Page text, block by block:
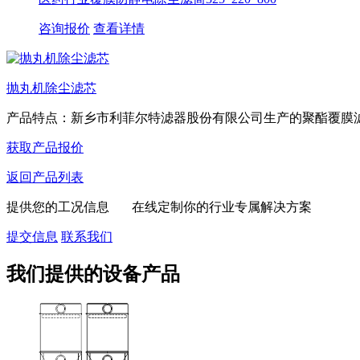
咨询报价 查看详情
抛丸机除尘滤芯
产品特点：新乡市利菲尔特滤器股份有限公司生产的聚酯覆膜
获取产品报价
返回产品列表
提供您的工况信息 在线定制你的行业专属解决方案
提交信息 联系我们
我们提供的设备产品